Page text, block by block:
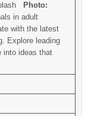
Photo:
in adult
with the latest
Explore leading
into ideas that